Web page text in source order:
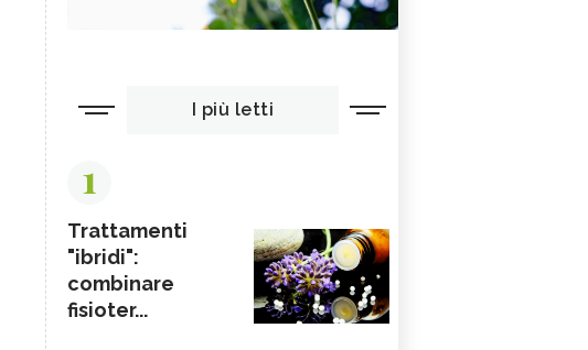
I più letti
1
Trattamenti
"ibridi":
combinare
fisioter...